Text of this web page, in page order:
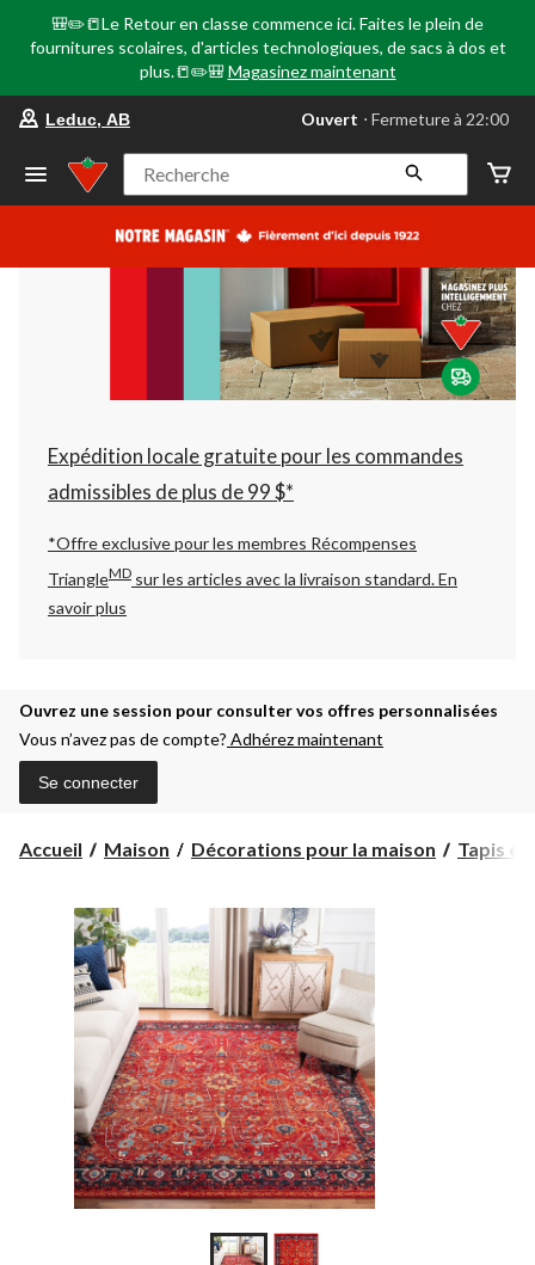
🎒✏️📒Le Retour en classe commence ici. Faites le plein de
fournitures scolaires, d'articles technologiques, de sacs à dos et
plus.📒✏️🎒 Magasinez maintenant
votre
préféré
Leduc,
AB,
courament
Fermeture
à
22:00
cliquer
pour
changer
Leduc, AB Ouvert ⋅ Fermeture à 22:00
Recherche
Expédition locale gratuite pour les commandes
admissibles de plus de 99 $*
*Offre exclusive pour les membres Récompenses
TriangleMD sur les articles avec la livraison standard.En
savoir plus
Ouvrez une session pour consulter vos offres personnalisées
Vous n’avez pas de compte? Adhérez maintenant
Se connecter
Accueil Maison Décorations pour la maison Tapis et